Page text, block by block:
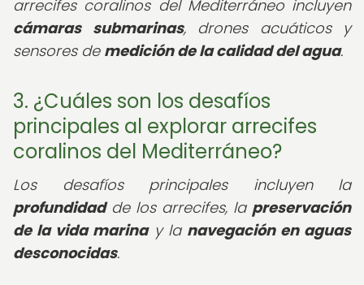
arrecifes coralinos del Mediterráneo incluyen
cámaras submarinas, drones acuáticos y
sensores de medición de la calidad del agua.
3. ¿Cuáles son los desafíos
principales al explorar arrecifes
coralinos del Mediterráneo?
Los desafíos principales incluyen la
profundidadde los arrecifes, la preservación
de la vida marinay la navegación en aguas
desconocidas.